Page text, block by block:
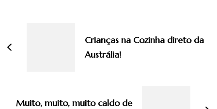
Crianças na Cozinha direto da
Austrália!
Muito, muito, muito caldo de